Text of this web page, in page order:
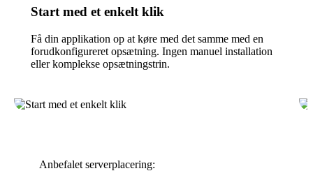
Start med et enkelt klik
Få din applikation op at køre med det samme med en
forudkonfigureret opsætning. Ingen manuel installation
eller komplekse opsætningstrin.
Anbefalet serverplacering: